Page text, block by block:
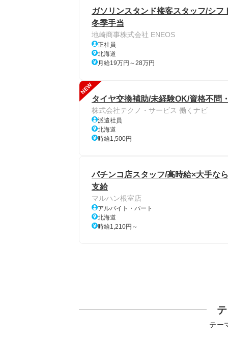
ガソリンスタンド接客スタッフ/シ
冬季手当
地崎商事株式会社 ENEOS
正社員
北海道
月給19万円～28万円
NEW
タイヤ交換補助/未経験OK/資格不問
株式会社テクノ・サービス 働くナビ
派遣社員
北海道
時給1,500円
パチンコ店スタッフ/高時給×大手な
支給
マルハン根室店
アルバイト・パート
北海道
時給1,210円～
テー